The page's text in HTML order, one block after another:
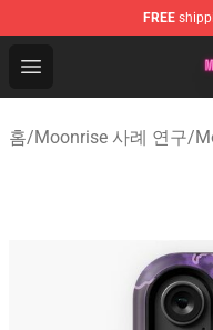
FREE
Open menu
Moonrise Store -
홈/Moonrise 사례 연구/